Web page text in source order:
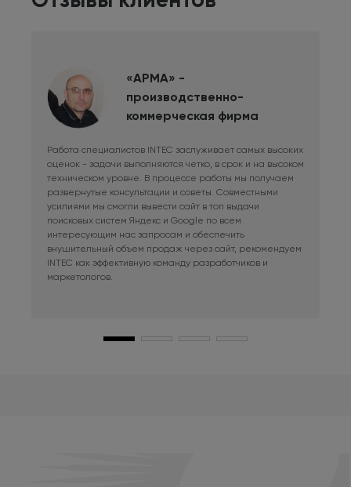
«АРМА» -
производственно-
коммерческая фирма
Работа специалистов INTEC заслуживает самых высоких
оценок - задачи выполняются четко, в срок и на высоком
техническом уровне. В процессе работы мы получаем
развернутые консультации и советы. Совместными
усилиями мы смогли вывести сайт в топ выдачи
поисковых систем Яндекс и Google по всем
интересующим нас запросам и обеспечить
внушительный объем продаж через сайт, рекомендуем
INTEC как эффективную команду разработчиков и
маркетологов.